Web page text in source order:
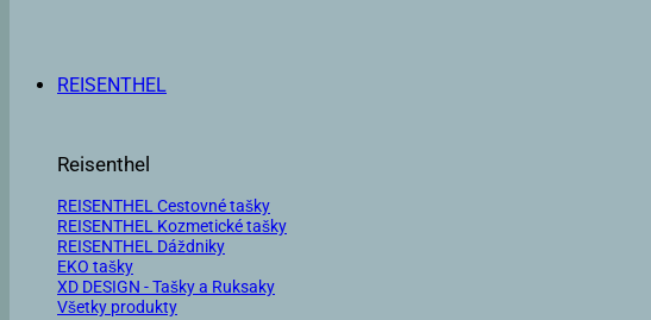
REISENTHEL
Reisenthel
REISENTHEL Cestovné tašky
REISENTHEL Kozmetické tašky
REISENTHEL Dáždniky
EKO tašky
XD DESIGN - Tašky a Ruksaky
Všetky produkty